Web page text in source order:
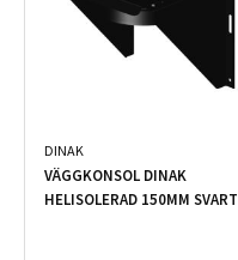
DINAK
VÄGGKONSOL DINAK
HELISOLERAD 150MM SVART